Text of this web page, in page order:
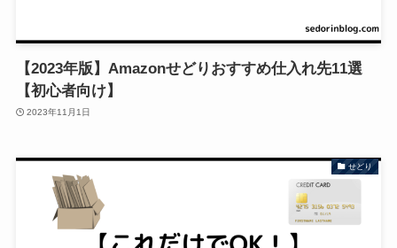
【2023年版】Amazonせどりおすすめ仕入れ先11選
【初心者向け】
2023年11月1日
せどり